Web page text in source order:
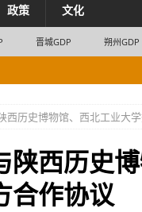
政策 文化
晋城GDP 朔州GDP
西历史博物馆、西北工业大
陕西历史
合作协议